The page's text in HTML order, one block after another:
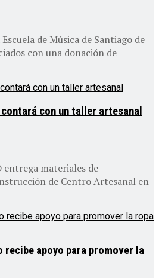
de Música de Santiago de
con una donación de
con un taller artesanal
entrega materiales de
de Centro Artesanal en
recibe apoyo para promover la